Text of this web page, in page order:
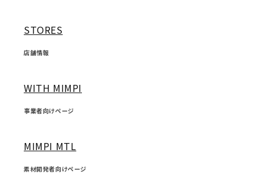
STORES
店舗情報
WITH MIMPI
事業者向けページ
MIMPI MTL
素材開発者向けページ